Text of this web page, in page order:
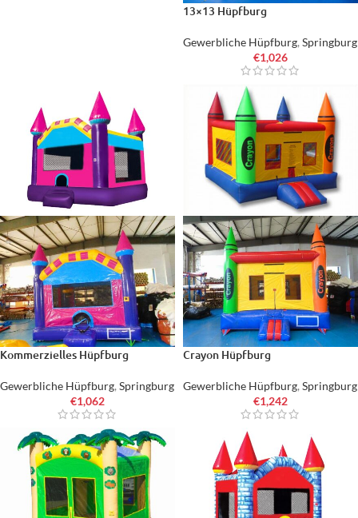
13×13 Hüpfburg
Gewerbliche Hüpfburg, Springburg
€1,026
Kommerzielles Hüpfburg
Gewerbliche Hüpfburg, Springburg
€1,062
Crayon Hüpfburg
Gewerbliche Hüpfburg, Springburg
€1,242